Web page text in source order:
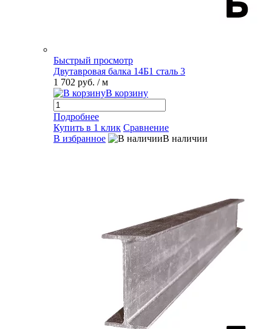
Быстрый просмотр
Двутавровая балка 14Б1 сталь 3
1 702 руб. / м
В корзину
Подробнее
Купить в 1 клик Сравнение
В избранное
В наличии